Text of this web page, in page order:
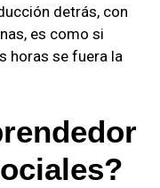
detrás, con
es como si
horas se fuera la